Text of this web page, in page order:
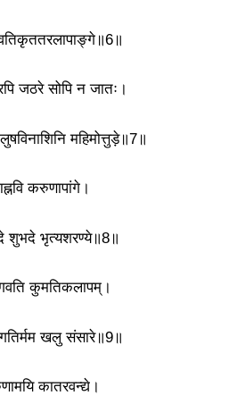
जठरे सोपि न जातः।
महिमोत्तुड़े॥7॥
करुणापांगे।
शुभदे भृत्यशरण्ये॥8॥
कुमतिकलापम्।
गतिर्मम खलु संसारे॥9॥
कातरवन्द्ये।